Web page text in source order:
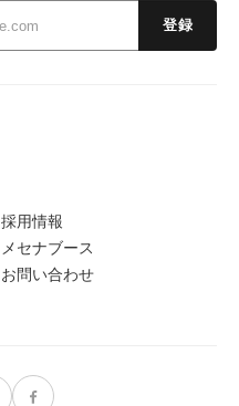
採用情報
メセナブース
お問い合わせ
登録